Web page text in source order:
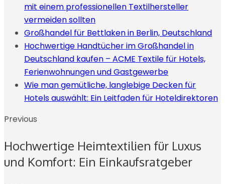
mit einem professionellen Textilhersteller
vermeiden sollten
Großhandel für Bettlaken in Berlin, Deutschland
Hochwertige Handtücher im Großhandel in
Deutschland kaufen – ACME Textile für Hotels,
Ferienwohnungen und Gastgewerbe
Wie man gemütliche, langlebige Decken für
Hotels auswählt: Ein Leitfaden für Hoteldirektoren
Previous
Hochwertige Heimtextilien für Luxus
und Komfort: Ein Einkaufsratgeber